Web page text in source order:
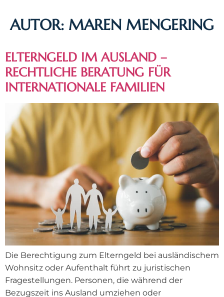
AUTOR: MAREN MENGERING
ELTERNGELD IM AUSLAND –
RECHTLICHE BERATUNG FÜR
INTERNATIONALE FAMILIEN
Die Berechtigung zum Elterngeld bei ausländischem
Wohnsitz oder Aufenthalt führt zu juristischen
Fragestellungen. Personen, die während der
Bezugszeit ins Ausland umziehen oder